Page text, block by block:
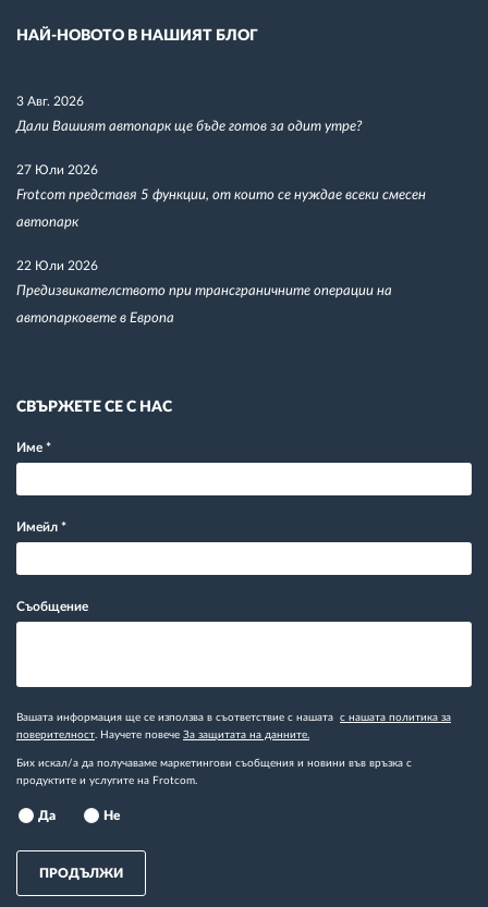
НАЙ-НОВОТО В НАШИЯТ БЛОГ
3 Авг. 2026
Дали Вашият автопарк ще бъде готов за одит утре?
27 Юли 2026
Frotcom представя 5 функции, от които се нуждае всеки смесен
автопарк
22 Юли 2026
Предизвикателството при трансграничните операции на
автопарковете в Европа
СВЪРЖЕТЕ СЕ С НАС
Име *
Имейл *
Съобщение
Вашата информация ще се използва в съответствие с нашата с нашата политика за
поверителност . Научете повече За защитата на данните.
Бих искал/а да получаваме маркетингови съобщения и новини във връзка с
продуктите и услугите на Frotcom.
Да Не
ПРОДЪЛЖИ